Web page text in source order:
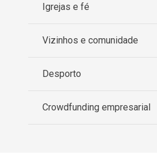
Igrejas e fé
Vizinhos e comunidade
Desporto
Crowdfunding empresarial